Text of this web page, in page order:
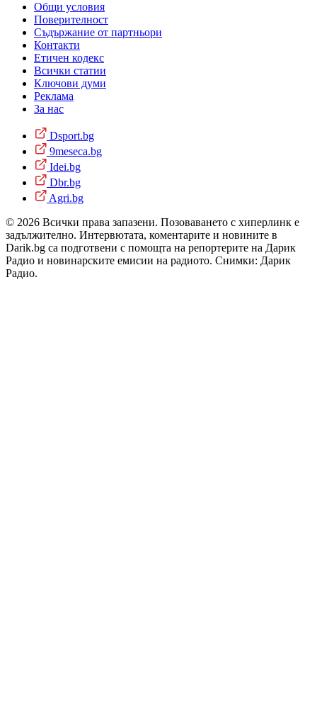
Общи условия
Поверителност
Съдържание от партньори
Контакти
Етичен кодекс
Всички статии
Ключови думи
Реклама
За нас
Dsport.bg
9meseca.bg
Idei.bg
Dbr.bg
Agri.bg
© 2026 Всички права запазени. Позоваването с хиперлинк е
задължително. Интервютата, коментарите и новините в
Darik.bg са подготвени с помощта на репортерите на Дарик
Радио и новинарските емисии на радиото. Снимки: Дарик
Радио.